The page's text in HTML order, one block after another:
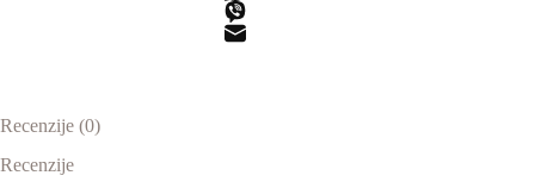
Recenzije (0)
Recenzije